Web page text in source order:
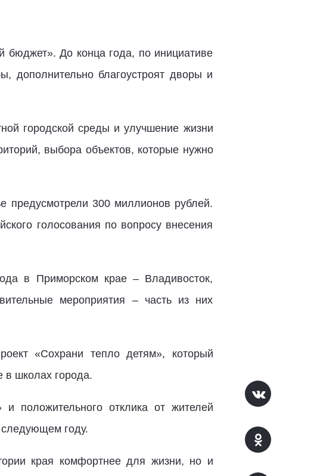
До конца года, по инициативе
дополнительно благоустроят дворы и
городской среды и улучшение жизни
выбора объектов, которые нужно
300 миллионов рублей.
голосования по вопросу внесения
в Приморском крае – Владивосток,
мероприятия – часть из них
«Сохрани тепло детям», который
в школах города.
положительного отклика от жителей
следующем году.
края комфортнее для жизни, но и